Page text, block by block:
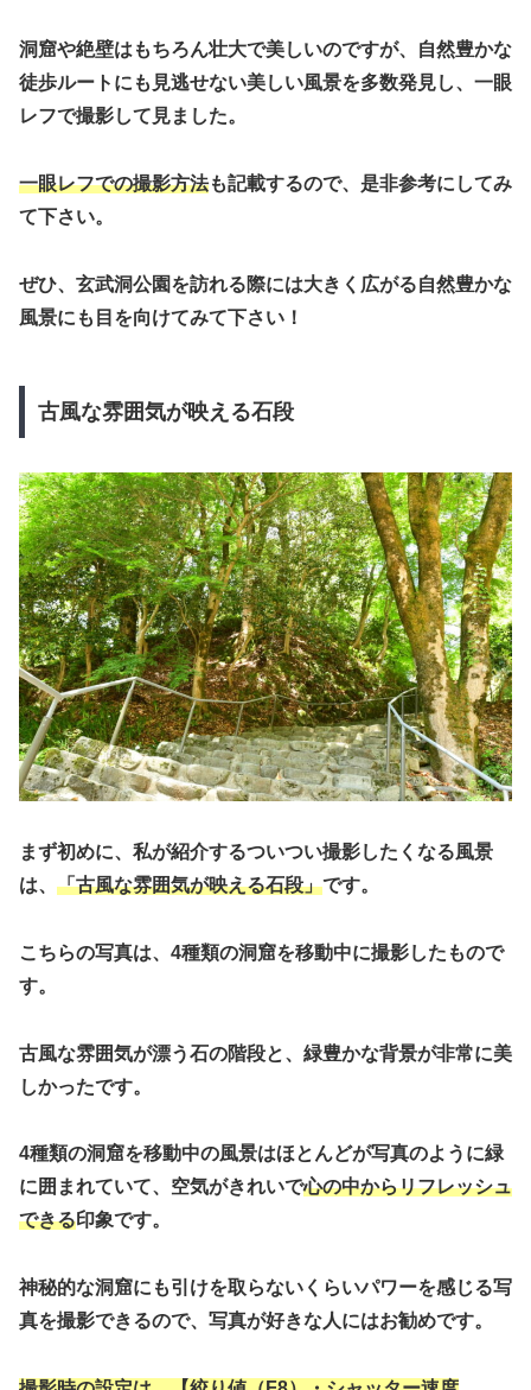
洞窟や絶壁はもちろん壮大で美しいのですが、自然豊かな
徒歩ルートにも見逃せない美しい風景を多数発見し、一眼
レフで撮影して見ました。
一眼レフでの撮影方法も記載するので、是非参考にしてみ
て下さい。
ぜひ、玄武洞公園を訪れる際には大きく広がる自然豊かな
風景にも目を向けてみて下さい！
古風な雰囲気が映える石段
まず初めに、私が紹介するついつい撮影したくなる風景
は、 「古風な雰囲気が映える石段」です。
こちらの写真は、4種類の洞窟を移動中に撮影したもので
す。
古風な雰囲気が漂う石の階段と、緑豊かな背景が非常に美
しかったです。
4種類の洞窟を移動中の風景はほとんどが写真のように緑
に囲まれていて、空気がきれいで心の中からリフレッシュ
できる印象です。
神秘的な洞窟にも引けを取らないくらいパワーを感じる写
真を撮影できるので、写真が好きな人にはお勧めです。